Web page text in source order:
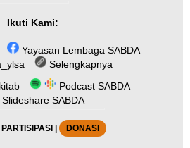
Ikuti Kami:
Yayasan Lembaga SABDA
Selengkapnya
Podcast SABDA
Slideshare SABDA
PARTISIPASI DONASI